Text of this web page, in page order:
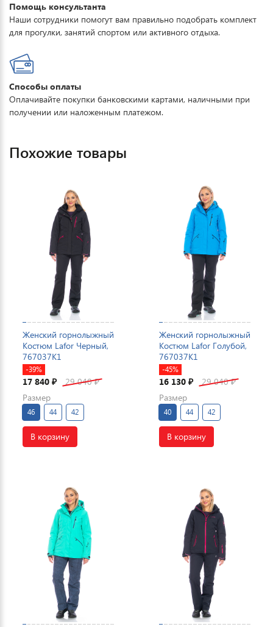
Помощь консультанта
Наши сотрудники помогут вам правильно подобрать комплект
для прогулки, занятий спортом или активного отдыха.
Способы оплаты
Оплачивайте покупки банковскими картами, наличными при
получении или наложенным платежом.
Похожие товары
Женский горнолыжный
Костюм Lafor Черный,
767037K1
-39%
17 840 ₽ 29 040₽
Размер
46 44 42
В корзину
Женский горнолыжный
Костюм Lafor Голубой,
767037K1
-45%
16 130 ₽ 29 040₽
Размер
40 44 42
В корзину